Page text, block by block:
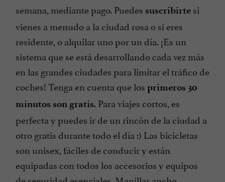
semana, mediante pago. Puedes suscribirte si
vienes a menudo a la ciudad rosa o si eres
residente, o alquilar uno por un día. ¡Es un
sistema que se está desarrollando cada vez más
en las grandes ciudades para limitar el tráfico de
coches! Tenga en cuenta que los primeros 30
minutos son gratis. Para viajes cortos, es
perfecta y puedes ir de un rincón de la ciudad a
otro gratis durante todo el día :) Las bicicletas
son unisex, fáciles de conducir y están
equipadas con todos los accesorios y equipos